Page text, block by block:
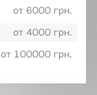
от 6000 грн.
от 4000 грн.
от 100000 грн.